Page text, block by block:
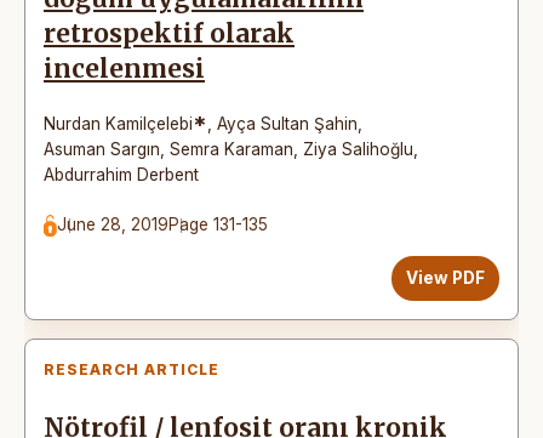
retrospektif olarak
incelenmesi
Nurdan Kamilçelebi* Ayça Sultan Şahin
Asuman Sargın Semra Karaman Ziya Salihoğlu
Abdurrahim Derbent
June 28, 2019Page 131-135
View PDF
RESEARCH ARTICLE
Nötrofil / lenfosit oranı kronik